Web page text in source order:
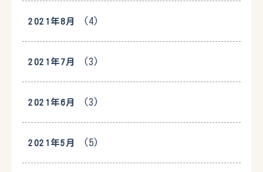
2021年8月 (4)
2021年7月 (3)
2021年6月 (3)
2021年5月 (5)